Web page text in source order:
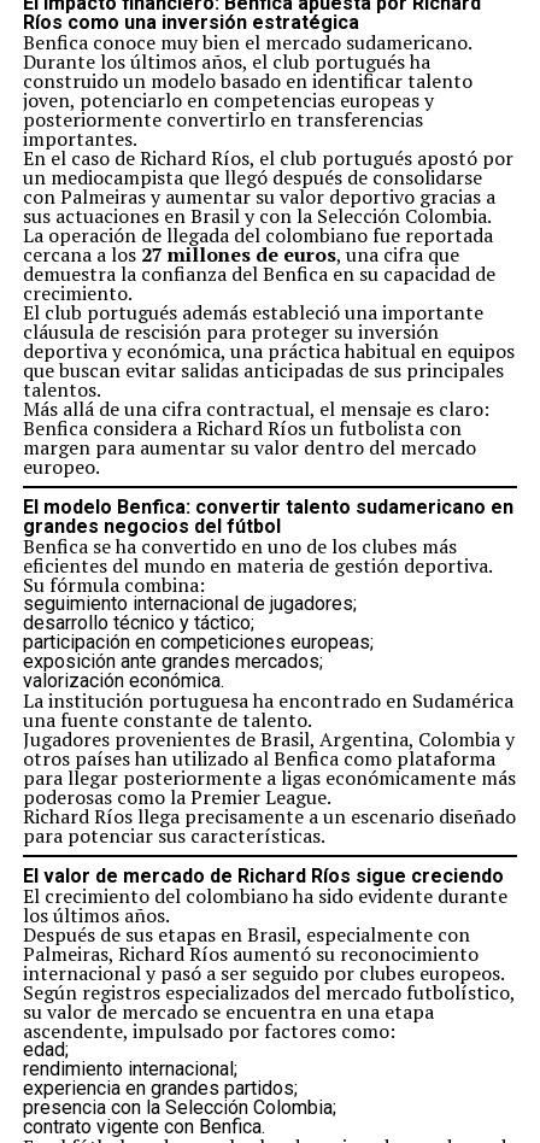
Ríos como una inversión estratégica
Benfica conoce muy bien el mercado sudamericano.
Durante los últimos años, el club portugués ha
construido un modelo basado en identificar talento
joven, potenciarlo en competencias europeas y
posteriormente convertirlo en transferencias
importantes.
En el caso de Richard Ríos, el club portugués apostó por
un mediocampista que llegó después de consolidarse
con Palmeiras y aumentar su valor deportivo gracias a
sus actuaciones en Brasil y con la Selección Colombia.
La operación de llegada del colombiano fue reportada
cercana a los 27 millones de euros, una cifra que
demuestra la confianza del Benfica en su capacidad de
crecimiento.
El club portugués además estableció una importante
cláusula de rescisión para proteger su inversión
deportiva y económica, una práctica habitual en equipos
que buscan evitar salidas anticipadas de sus principales
talentos.
Más allá de una cifra contractual, el mensaje es claro:
Benfica considera a Richard Ríos un futbolista con
margen para aumentar su valor dentro del mercado
europeo.
El modelo Benfica: convertir talento sudamericano en
grandes negocios del fútbol
Benfica se ha convertido en uno de los clubes más
eficientes del mundo en materia de gestión deportiva.
Su fórmula combina:
seguimiento internacional de jugadores;
desarrollo técnico y táctico;
participación en competiciones europeas;
exposición ante grandes mercados;
valorización económica.
La institución portuguesa ha encontrado en Sudamérica
una fuente constante de talento.
Jugadores provenientes de Brasil, Argentina, Colombia y
otros países han utilizado al Benfica como plataforma
para llegar posteriormente a ligas económicamente más
poderosas como la Premier League.
Richard Ríos llega precisamente a un escenario diseñado
para potenciar sus características.
El valor de mercado de Richard Ríos sigue creciendo
El crecimiento del colombiano ha sido evidente durante
los últimos años.
Después de sus etapas en Brasil, especialmente con
Palmeiras, Richard Ríos aumentó su reconocimiento
internacional y pasó a ser seguido por clubes europeos.
Según registros especializados del mercado futbolístico,
su valor de mercado se encuentra en una etapa
ascendente, impulsado por factores como:
edad;
rendimiento internacional;
experiencia en grandes partidos;
presencia con la Selección Colombia;
contrato vigente con Benfica.